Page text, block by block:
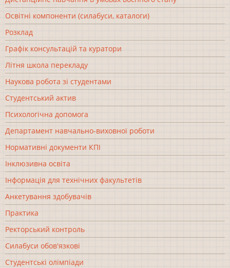
Освітні компоненти (силабуси, каталоги)
Розклад
Графік консультацій та куратори
Літня школа перекладу
Наукова робота зі студентами
Студентський актив
Психологічна допомога
Департамент навчально-виховної роботи
Нормативні документи КПІ
Інклюзивна освіта
Інформація для технічних факультетів
Анкетування здобувачів
Практика
Ректорський контроль
Силабуси обов'язкові
Студентські олімпіади